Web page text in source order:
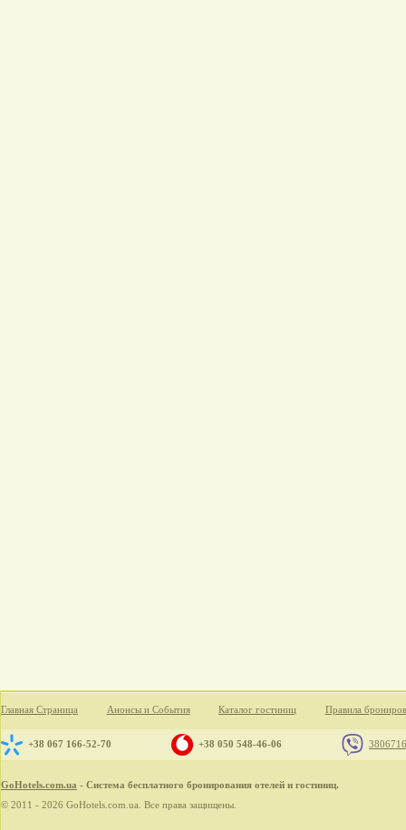
Главная Страница Анонсы и События Каталог гостиниц Правила
+38 067 166-52-70 +38 050 548-46-06
GoHotels.com.ua - Система бесплатного бронирования отелей и гостиниц.
© 2011 - 2026 GoHotels.com.ua. Все права защищены.